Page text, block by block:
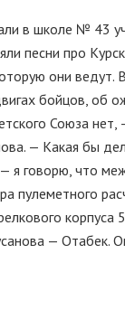
в школе № 43
песни про
они
бойцов, об
Союза нет,
— Какая бы
я говорю, что
пулеметного
— Отабек.